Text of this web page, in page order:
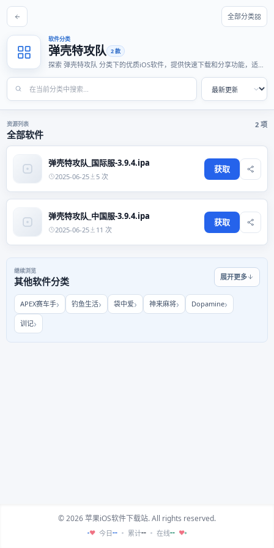
全部分类
软件分类
弹壳特攻队 2 款
探索 弹壳特攻队 分类下的优质iOS软件，提供快速下载和分享功能，适合
资源列表
全部软件
2 项
弹壳特攻队_国际服-3.9.4.ipa
2025-06-25 5 次
获取
弹壳特攻队_中国服-3.9.4.ipa
2025-06-25 11 次
获取
继续浏览
其他软件分类 展开更多
APEX赛车手 钓鱼生活 袋中爱 神来麻将 Dopamine
训记
© 2026 苹果iOS软件下载站. All rights reserved.
♥ 今日-- 累计-- 在线-- ♥